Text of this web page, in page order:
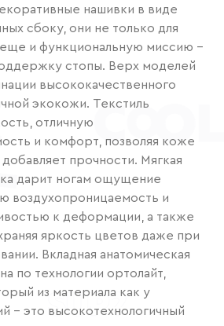
нашивки в виде
сбоку, они не только для
и функциональную миссию –
стопы. Верх моделей
высококачественного
экокожи. Текстиль
отличную
и комфорт, позволяя коже
прочности. Мягкая
дарит ногам ощущение
воздухопроницаемость и
к деформации, а также
яркость цветов даже при
Вкладная анатомическая
по технологии ортолайт,
из материала как у
– это высокотехнологичный